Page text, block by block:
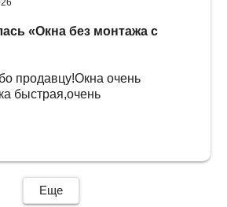
«Окна без монтажа с
продавцу!Окна очень
быстрая,очень
еще🤝
Еще